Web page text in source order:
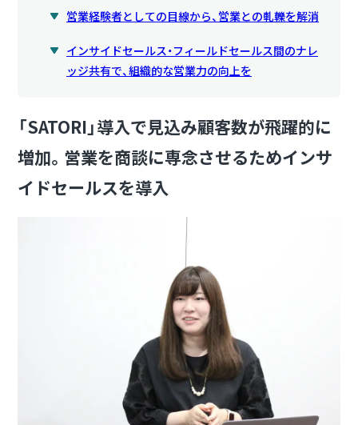
営業経験者としての目線から、営業との軋轢を解消
インサイドセールス・フィールドセールス間のナレ
ッジ共有で、組織的な営業力の向上を
「SATORI」導入で見込み顧客数が飛躍的に
増加。営業を商談に専念させるためインサ
イドセールスを導入